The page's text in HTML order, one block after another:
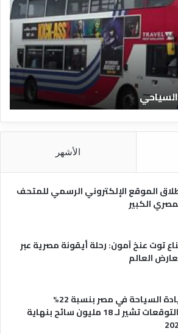
ق
و
الأشهر
الموقع الإلكتروني الرسمي للمتحف
الكبير
توت عنخ آمون: رحلة أيقونة مصرية عبر
العالم
زيادة السياحة في مصر بنسبة 22%
والتوقعات تشير لـ 18 مليون سائح بنهاية